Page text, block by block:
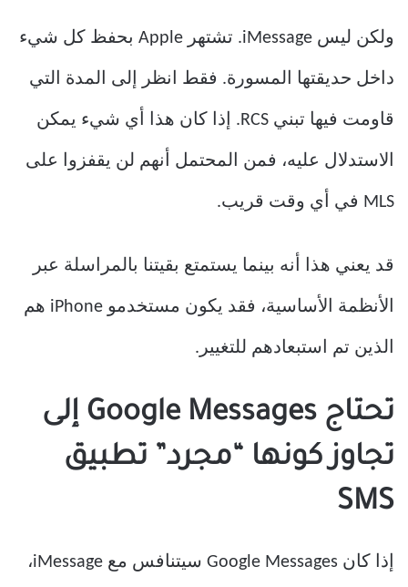
ولكن ليس iMessage. تشتهر Apple بحفظ كل شيء
داخل حديقتها المسورة. فقط انظر إلى المدة التي
قاومت فيها تبني RCS. إذا كان هذا أي شيء يمكن
الاستدلال عليه، فمن المحتمل أنهم لن يقفزوا على
MLS في أي وقت قريب.
قد يعني هذا أنه بينما يستمتع بقيتنا بالمراسلة عبر
الأنظمة الأساسية، فقد يكون مستخدمو iPhone هم
الذين تم استبعادهم للتغيير.
تحتاج Google Messages إلى
تجاوز كونها “مجرد” تطبيق
SMS
إذا كان Google Messages سيتنافس مع iMessage،